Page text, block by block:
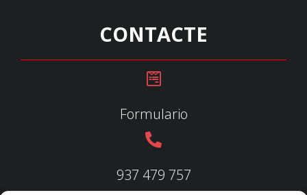
CONTACTE
Formulario
937 479 757